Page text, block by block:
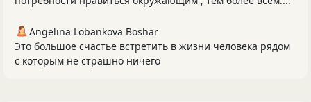
Angelina Lobankova Boshar
Это большое счастье встретить в жизни человека рядом
с которым не страшно ничего